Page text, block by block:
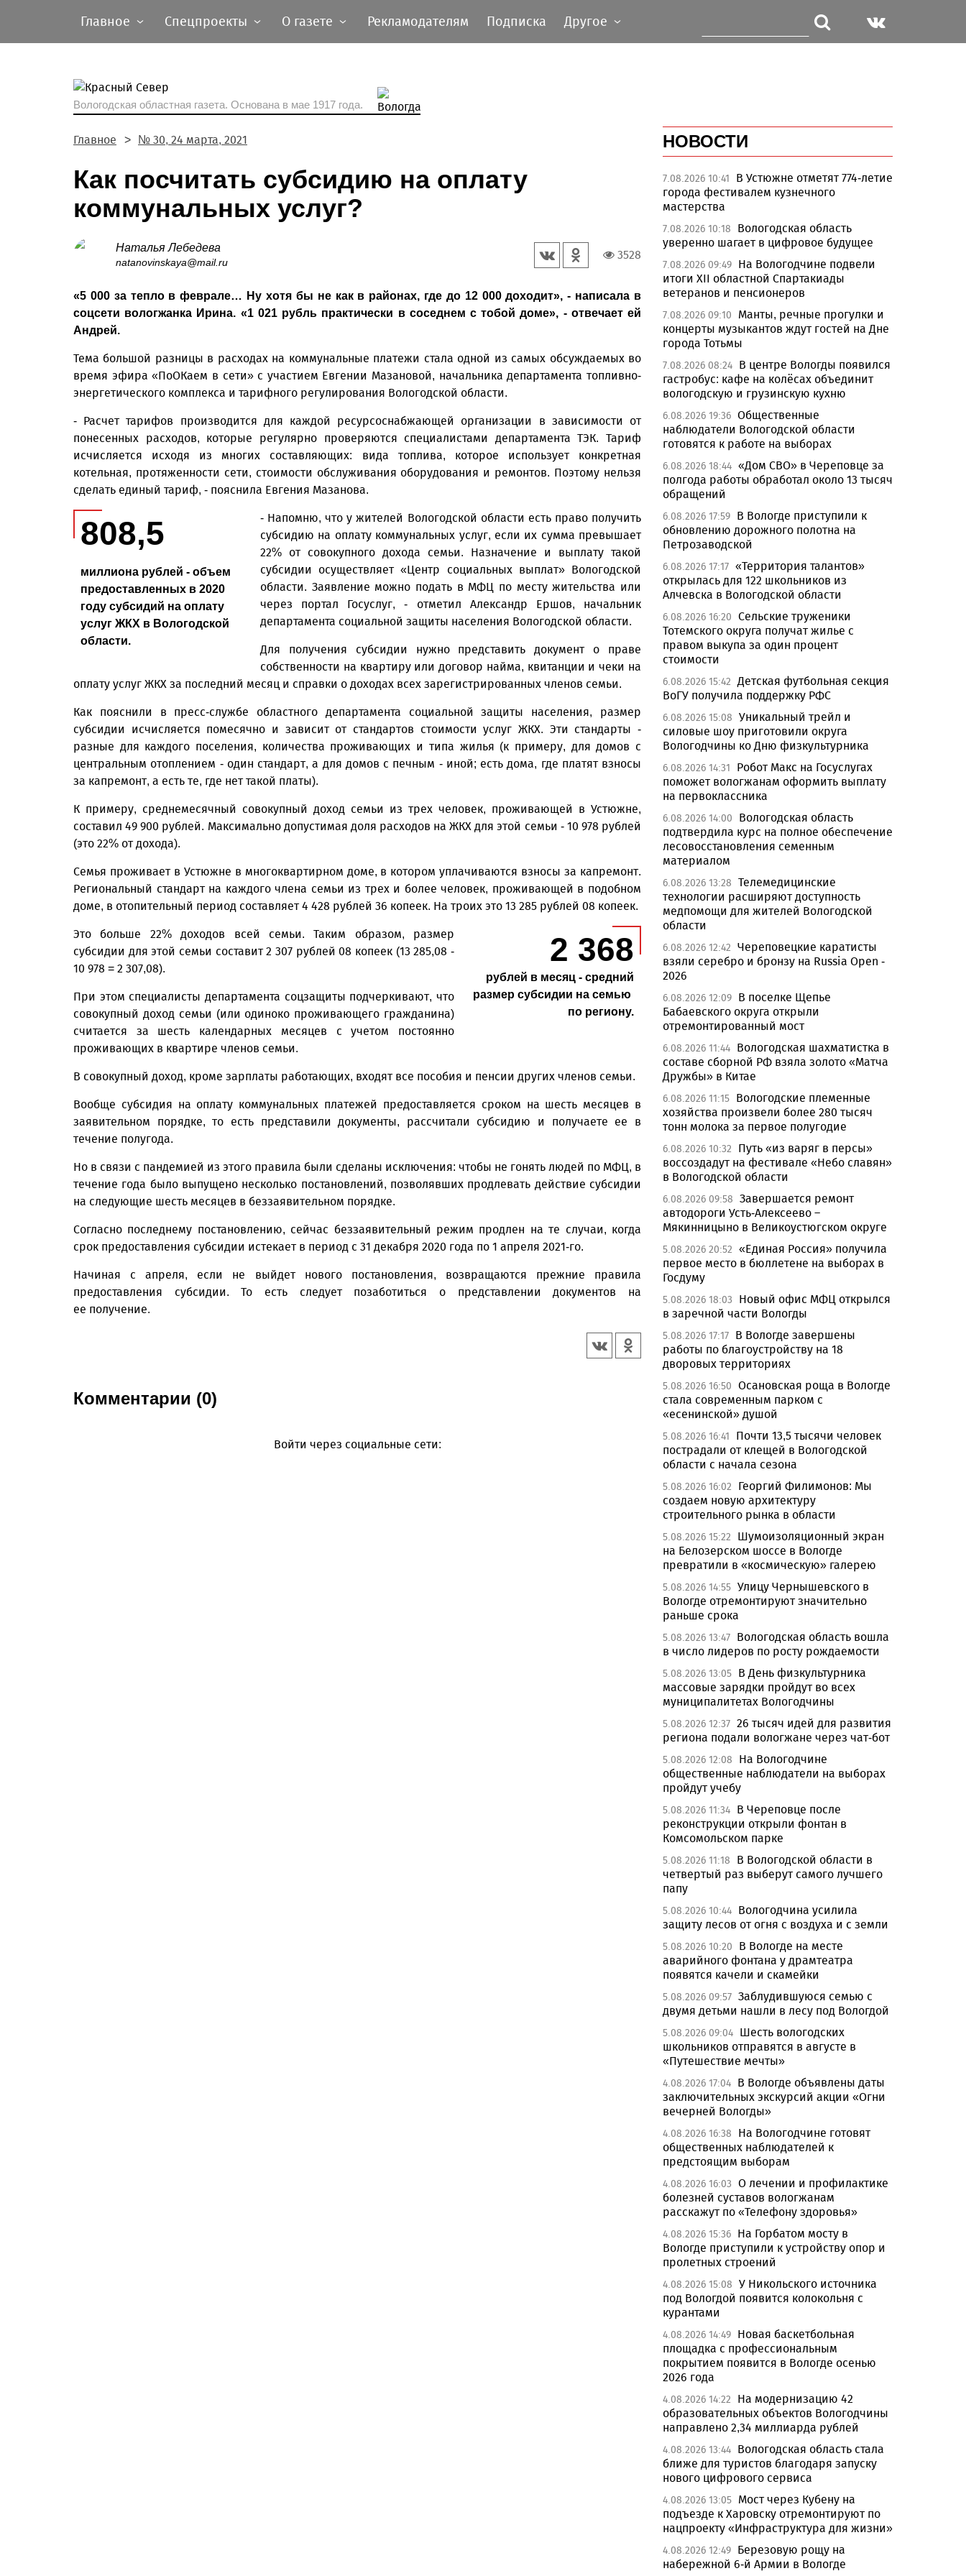
Главное Спецпроекты О газете Рекламодателям Подписка Другое
Вологодская областная газета. Основана в мае 1917 года.
Главное № 30, 24 марта, 2021
Как посчитать субсидию на оплату
коммунальных услуг?
Наталья Лебедева
natanovinskaya@mail.ru
3528
«5 000 за тепло в феврале… Ну хотя бы не как в районах, где до 12 000 доходит», - написала в
соцсети вологжанка Ирина. «1 021 рубль практически в соседнем с тобой доме», - отвечает ей
Андрей.
Тема большой разницы в расходах на коммунальные платежи стала одной из самых обсуждаемых во
время эфира «ПоОКаем в сети» с участием Евгении Мазановой, начальника департамента топливно-
энергетического комплекса и тарифного регулирования Вологодской области.
- Расчет тарифов производится для каждой ресурсоснабжающей организации в зависимости от
понесенных расходов, которые регулярно проверяются специалистами департамента ТЭК. Тариф
исчисляется исходя из многих составляющих: вида топлива, которое использует конкретная
котельная, протяженности сети, стоимости обслуживания оборудования и ремонтов. Поэтому нельзя
сделать единый тариф, - пояснила Евгения Мазанова.
808,5
миллиона рублей - объем
предоставленных в 2020
году субсидий на оплату
услуг ЖКХ в Вологодской
области.
- Напомню, что у жителей Вологодской области есть право получить
субсидию на оплату коммунальных услуг, если их сумма превышает
22% от совокупного дохода семьи. Назначение и выплату такой
субсидии осуществляет «Центр социальных выплат» Вологодской
области. Заявление можно подать в МФЦ по месту жительства или
через портал Госуслуг, - отметил Александр Ершов, начальник
департамента социальной защиты населения Вологодской области.
Для получения субсидии нужно представить документ о праве
собственности на квартиру или договор найма, квитанции и чеки на
оплату услуг ЖКХ за последний месяц и справки о доходах всех зарегистрированных членов семьи.
Как пояснили в пресс-службе областного департамента социальной защиты населения, размер
субсидии исчисляется помесячно и зависит от стандартов стоимости услуг ЖКХ. Эти стандарты -
разные для каждого поселения, количества проживающих и типа жилья (к примеру, для домов с
центральным отоплением - один стандарт, а для домов с печным - иной; есть дома, где платят взносы
за капремонт, а есть те, где нет такой платы).
К примеру, среднемесячный совокупный доход семьи из трех человек, проживающей в Устюжне,
составил 49 900 рублей. Максимально допустимая доля расходов на ЖКХ для этой семьи - 10 978 рублей
(это 22% от дохода).
Семья проживает в Устюжне в многоквартирном доме, в котором уплачиваются взносы за капремонт.
Региональный стандарт на каждого члена семьи из трех и более человек, проживающей в подобном
доме, в отопительный период составляет 4 428 рублей 36 копеек. На троих это 13 285 рублей 08 копеек.
2 368
рублей в месяц - средний
размер субсидии на семью
по региону.
Это больше 22% доходов всей семьи. Таким образом, размер
субсидии для этой семьи составит 2 307 рублей 08 копеек (13 285,08 -
10 978 = 2 307,08).
При этом специалисты департамента соцзащиты подчеркивают, что
совокупный доход семьи (или одиноко проживающего гражданина)
считается за шесть календарных месяцев с учетом постоянно
проживающих в квартире членов семьи.
В совокупный доход, кроме зарплаты работающих, входят все пособия и пенсии других членов семьи.
Вообще субсидия на оплату коммунальных платежей предоставляется сроком на шесть месяцев в
заявительном порядке, то есть представили документы, рассчитали субсидию и получаете ее в
течение полугода.
Но в связи с пандемией из этого правила были сделаны исключения: чтобы не гонять людей по МФЦ, в
течение года было выпущено несколько постановлений, позволявших продлевать действие субсидии
на следующие шесть месяцев в беззаявительном порядке.
Согласно последнему постановлению, сейчас беззаявительный режим продлен на те случаи, когда
срок предоставления субсидии истекает в период с 31 декабря 2020 года по 1 апреля 2021-го.
Начиная с апреля, если не выйдет нового постановления, возвращаются прежние правила
предоставления субсидии. То есть следует позаботиться о представлении документов на
ее получение.
Комментарии (0)
Войти через социальные сети:
НОВОСТИ
7.08.2026 10:41
В Устюжне отметят 774-летие
города фестивалем кузнечного
мастерства
7.08.2026 10:18
Вологодская область
уверенно шагает в цифровое будущее
7.08.2026 09:49 На Вологодчине подвели
итоги XII областной Спартакиады
ветеранов и пенсионеров
7.08.2026 09:10
Манты, речные прогулки и
концерты музыкантов ждут гостей на Дне
города Тотьмы
7.08.2026 08:24 В центре Вологды появился
гастробус: кафе на колёсах объединит
вологодскую и грузинскую кухню
6.08.2026 19:36 Общественные
наблюдатели Вологодской области
готовятся к работе на выборах
6.08.2026 18:44 «Дом СВО» в Череповце за
полгода работы обработал около 13 тысяч
обращений
6.08.2026 17:59 В Вологде приступили к
обновлению дорожного полотна на
Петрозаводской
6.08.2026 17:17 «Территория талантов»
открылась для 122 школьников из
Алчевска в Вологодской области
6.08.2026 16:20 Сельские труженики
Тотемского округа получат жилье с
правом выкупа за один процент
стоимости
6.08.2026 15:42 Детская футбольная секция
ВоГУ получила поддержку РФС
6.08.2026 15:08 Уникальный трейл и
силовые шоу приготовили округа
Вологодчины ко Дню физкультурника
6.08.2026 14:31
Робот Макс на Госуслугах
поможет вологжанам оформить выплату
на первоклассника
6.08.2026 14:00
Вологодская область
подтвердила курс на полное обеспечение
лесовосстановления семенным
материалом
6.08.2026 13:28 Телемедицинские
технологии расширяют доступность
медпомощи для жителей Вологодской
области
6.08.2026 12:42 Череповецкие каратисты
взяли серебро и бронзу на Russia Open -
2026
6.08.2026 12:09 В поселке Щепье
Бабаевского округа открыли
отремонтированный мост
6.08.2026 11:44 Вологодская шахматистка в
составе сборной РФ взяла золото «Матча
Дружбы» в Китае
6.08.2026 11:15 Вологодские племенные
хозяйства произвели более 280 тысяч
тонн молока за первое полугодие
6.08.2026 10:32
Путь «из варяг в персы»
воссоздадут на фестивале «Небо славян»
в Вологодской области
6.08.2026 09:58 Завершается ремонт
автодороги Усть-Алексеево –
Мякинницыно в Великоустюгском округе
5.08.2026 20:52 «Единая Россия» получила
первое место в бюллетене на выборах в
Госдуму
5.08.2026 18:03
Новый офис МФЦ открылся
в заречной части Вологды
5.08.2026 17:17 В Вологде завершены
работы по благоустройству на 18
дворовых территориях
5.08.2026 16:50 Осановская роща в Вологде
стала современным парком с
«есенинской» душой
5.08.2026 16:41
Почти 13,5 тысячи человек
пострадали от клещей в Вологодской
области с начала сезона
5.08.2026 16:02
Георгий Филимонов: Мы
создаем новую архитектуру
строительного рынка в области
5.08.2026 15:22
Шумоизоляционный экран
на Белозерском шоссе в Вологде
превратили в «космическую» галерею
5.08.2026 14:55 Улицу Чернышевского в
Вологде отремонтируют значительно
раньше срока
5.08.2026 13:47 Вологодская область вошла
в число лидеров по росту рождаемости
5.08.2026 13:05 В День физкультурника
массовые зарядки пройдут во всех
муниципалитетах Вологодчины
5.08.2026 12:37 26 тысяч идей для развития
региона подали вологжане через чат-бот
5.08.2026 12:08
На Вологодчине
общественные наблюдатели на выборах
пройдут учебу
5.08.2026 11:34 В Череповце после
реконструкции открыли фонтан в
Комсомольском парке
5.08.2026 11:18
В Вологодской области в
четвертый раз выберут самого лучшего
папу
5.08.2026 10:44 Вологодчина усилила
защиту лесов от огня с воздуха и с земли
5.08.2026 10:20
В Вологде на месте
аварийного фонтана у драмтеатра
появятся качели и скамейки
5.08.2026 09:57 Заблудившуюся семью с
двумя детьми нашли в лесу под Вологдой
5.08.2026 09:04 Шесть вологодских
школьников отправятся в августе в
«Путешествие мечты»
4.08.2026 17:04 В Вологде объявлены даты
заключительных экскурсий акции «Огни
вечерней Вологды»
4.08.2026 16:38
На Вологодчине готовят
общественных наблюдателей к
предстоящим выборам
4.08.2026 16:03 О лечении и профилактике
болезней суставов вологжанам
расскажут по «Телефону здоровья»
4.08.2026 15:36 На Горбатом мосту в
Вологде приступили к устройству опор и
пролетных строений
4.08.2026 15:08 У Никольского источника
под Вологдой появится колокольня с
курантами
4.08.2026 14:49 Новая баскетбольная
площадка с профессиональным
покрытием появится в Вологде осенью
2026 года
4.08.2026 14:22
На модернизацию 42
образовательных объектов Вологодчины
направлено 2,34 миллиарда рублей
4.08.2026 13:44 Вологодская область стала
ближе для туристов благодаря запуску
нового цифрового сервиса
4.08.2026 13:05 Мост через Кубену на
подъезде к Харовску отремонтируют по
нацпроекту «Инфраструктура для жизни»
4.08.2026 12:49 Березовую рощу на
набережной 6-й Армии в Вологде